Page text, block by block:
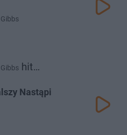
Gibbs
Gibbs hit
Nastąpi